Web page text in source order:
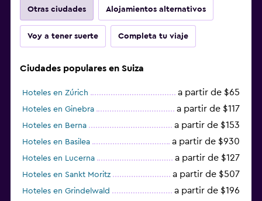
Otras ciudades Alojamientos alternativos
Voy a tener suerte Completa tu viaje
Ciudades populares en Suiza
Hoteles en Zúrich a partir de $65
Hoteles en Ginebra a partir de $117
Hoteles en Berna a partir de $153
Hoteles en Basilea a partir de $930
Hoteles en Lucerna a partir de $127
Hoteles en Sankt Moritz a partir de $507
Hoteles en Grindelwald a partir de $196